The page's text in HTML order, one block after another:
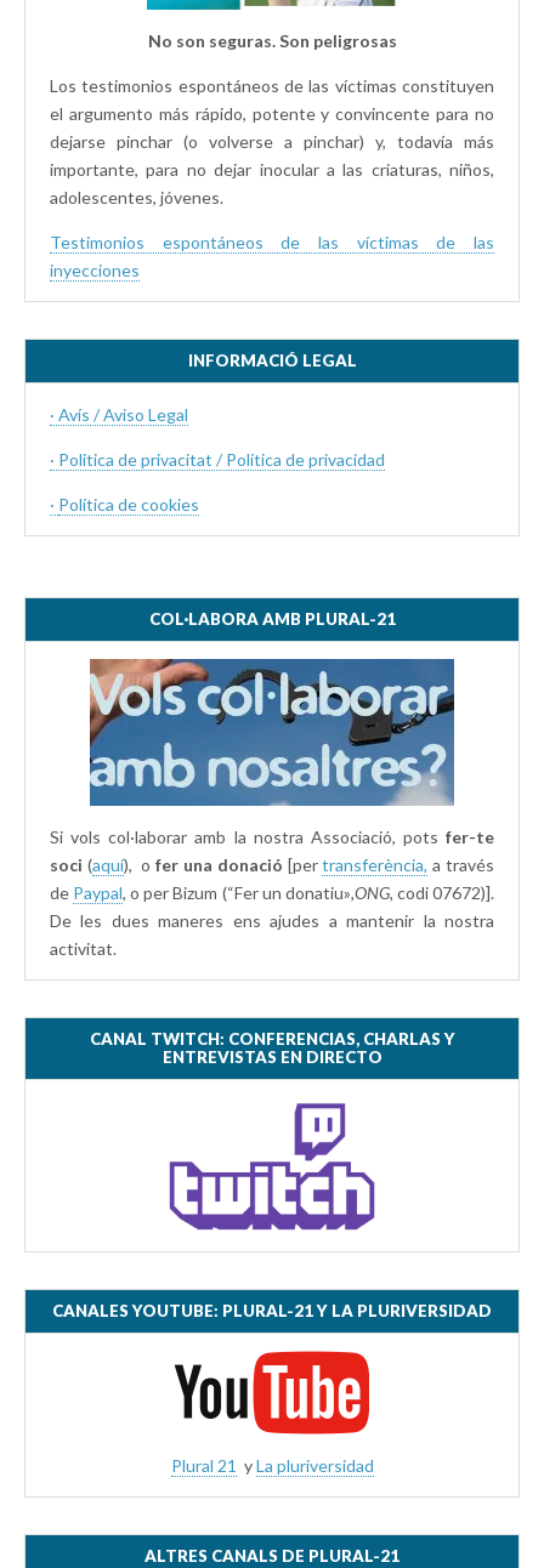
No son seguras. Son peligrosas
Los testimonios espontáneos de las víctimas constituyen
el argumento más rápido, potente y convincente para no
dejarse pinchar (o volverse a pinchar) y, todavía más
importante, para no dejar inocular a las criaturas, niños,
adolescentes, jóvenes.
Testimonios espontáneos de las víctimas de las
inyecciones
INFORMACIÓ LEGAL
· Avís / Aviso Legal
· Politica de privacitat / Política de privacidad
· Política de cookies
COL·LABORA AMB PLURAL-21
Si vols col·laborar amb la nostra Associació, pots fer-te
soci (aquí), ofer una donació [pertransferència, a través
de Paypal, o per Bizum (“Fer un donatiu»,ONG, codi 07672)].
De les dues maneres ens ajudes a mantenir la nostra
activitat.
CANAL TWITCH: CONFERENCIAS, CHARLAS Y
ENTREVISTAS EN DIRECTO
CANALES YOUTUBE: PLURAL-21 Y LA PLURIVERSIDAD
Plural 21 yLa pluriversidad
ALTRES CANALS DE PLURAL-21